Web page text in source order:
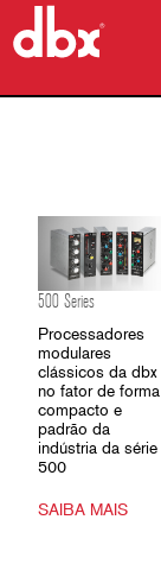
onde comprar
treinamento
suporte
Idioma/Região
500 Series
Processadores
modulares
clássicos da dbx
no fator de forma
compacto e
padrão da
indústria da série
500
SAIBA MAIS